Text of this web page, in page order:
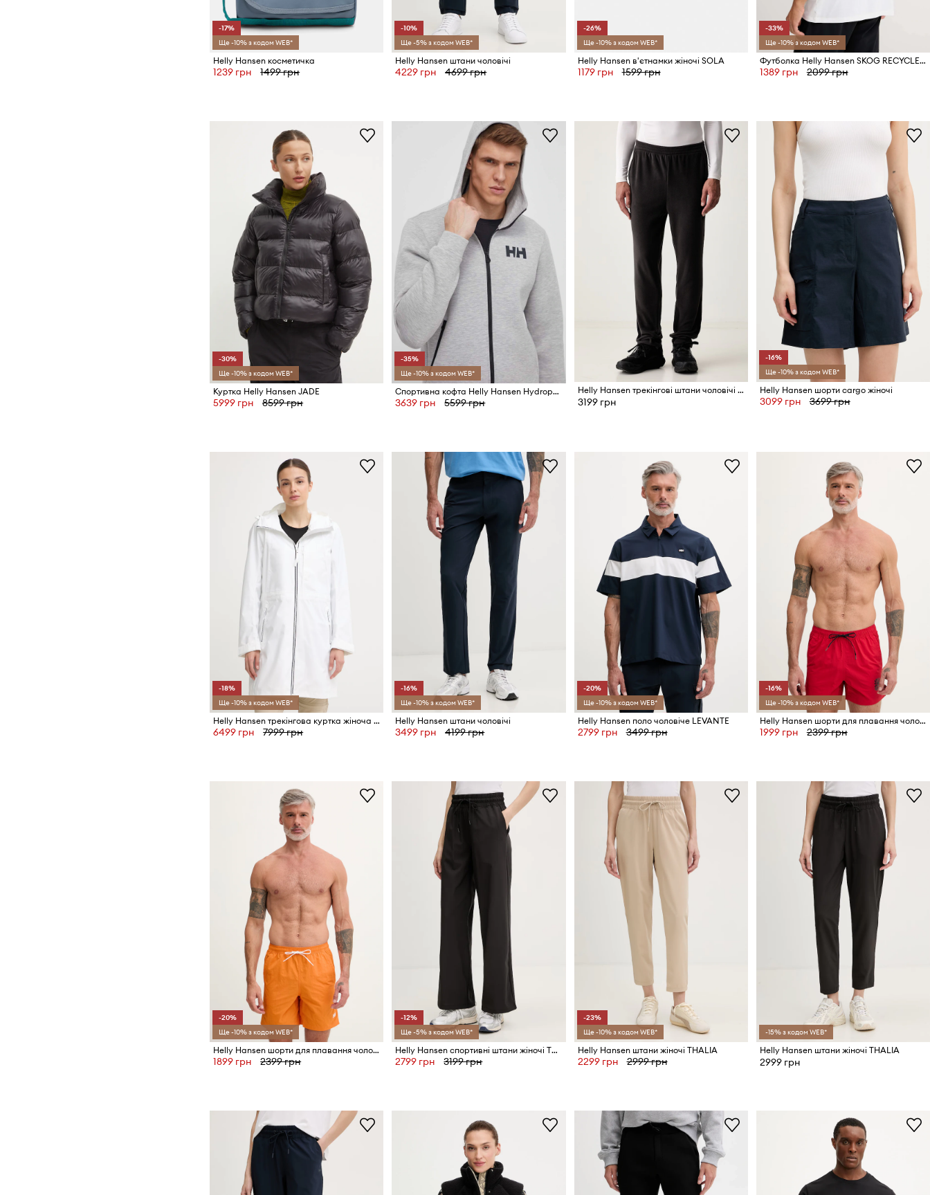
-17%
Ще -10% з кодом WEB*
Helly Hansen косметичка
1239 грн 1499 грн
-10%
Ще -5% з кодом WEB*
Helly Hansen штани чоловічі
4229 грн 4699 грн
-26%
Ще -10% з кодом WEB*
Helly Hansen в'єтнамки жіночі SOLA
1179 грн 1599 грн
-33%
Ще -10% з кодом WEB*
Футболка Helly Hansen SKOG RECYCLED GRAPHIC
1389 грн 2099 грн
-30%
Ще -10% з кодом WEB*
Куртка Helly Hansen JADE
5999 грн 8599 грн
-35%
Ще -10% з кодом WEB*
Спортивна кофта Helly Hansen Hydropower Ocean 2.0
3639 грн 5599 грн
Helly Hansen трекінгові штани чоловічі DAYBREAKER FLEECE
3199 грн
-16%
Ще -10% з кодом WEB*
Helly Hansen шорти cargo жіночі
3099 грн 3699 грн
-18%
Ще -10% з кодом WEB*
Helly Hansen трекінгова куртка жіноча WESTPORT
6499 грн 7999 грн
-16%
Ще -10% з кодом WEB*
Helly Hansen штани чоловічі
3499 грн 4199 грн
-20%
Ще -10% з кодом WEB*
Helly Hansen поло чоловіче LEVANTE
2799 грн 3499 грн
-16%
Ще -10% з кодом WEB*
Helly Hansen шорти для плавання чоловічі CASCAIS
1999 грн 2399 грн
-20%
Ще -10% з кодом WEB*
Helly Hansen шорти для плавання чоловічі CALSHOT
1899 грн 2399 грн
-12%
Ще -5% з кодом WEB*
Helly Hansen спортивні штани жіночі THALIA
2799 грн 3199 грн
-23%
Ще -10% з кодом WEB*
Helly Hansen штани жіночі THALIA
2299 грн 2999 грн
-15% з кодом WEB*
Helly Hansen штани жіночі THALIA
2999 грн